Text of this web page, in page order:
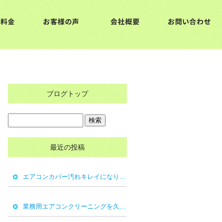
ブログトップ
最近の投稿
エアコンカバー汚れキレイになりました。
業務用エアコンクリーニングを久留米市で行っております。